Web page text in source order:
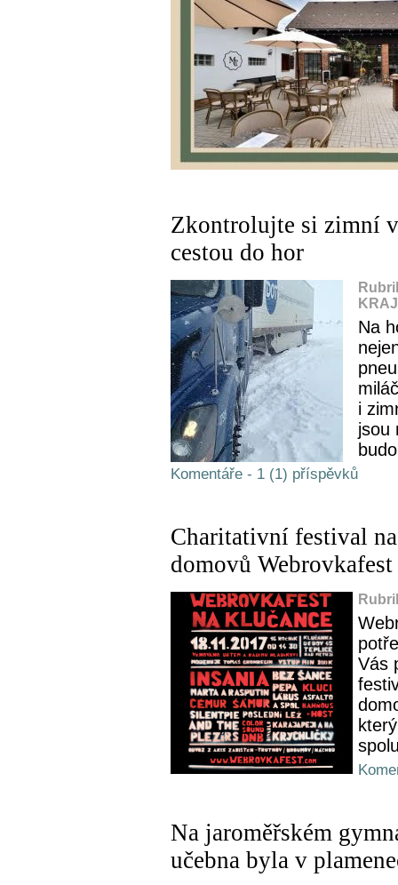
Zkontrolujte si zimní
cestou do hor
Na
i
jsou
Komentáře - 1 (1) příspěvků
Charitativní festival
domovů
Vás
Na jaroměřském
učebna byla v